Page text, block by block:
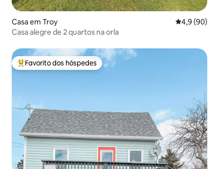
Casa em Troy
4,9 (90)
Casa alegre de 2 quartos na orla
Favoritos dos hóspedes mais apreciados
Favorito dos hóspedes